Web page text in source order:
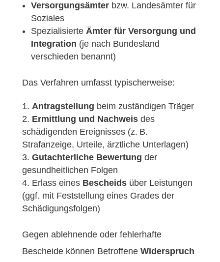
Versorgungsämterbzw. Landesämter für
Soziales
Spezialisierte Ämter für Versorgung und
Integration (je nach Bundesland
verschieden benannt)
Das Verfahren umfasst typischerweise:
Antragstellung beim zuständigen Träger
Ermittlung und Nachweisdes
schädigenden Ereignisses (z. B.
Strafanzeige, Urteile, ärztliche Unterlagen)
Gutachterliche Bewertung der
gesundheitlichen Folgen
Erlass eines Bescheidsüber Leistungen
(ggf. mit Feststellung eines Grades der
Schädigungsfolgen)
Gegen ablehnende oder fehlerhafte
Bescheide können Betroffene Widerspruch